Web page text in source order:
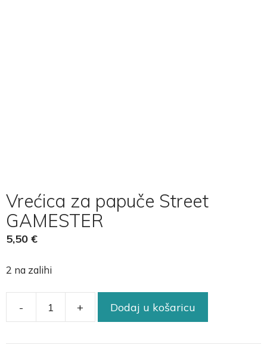
Vrećica za papuče Street
GAMESTER
5,50 €
2 na zalihi
- + Dodaj u košaricu